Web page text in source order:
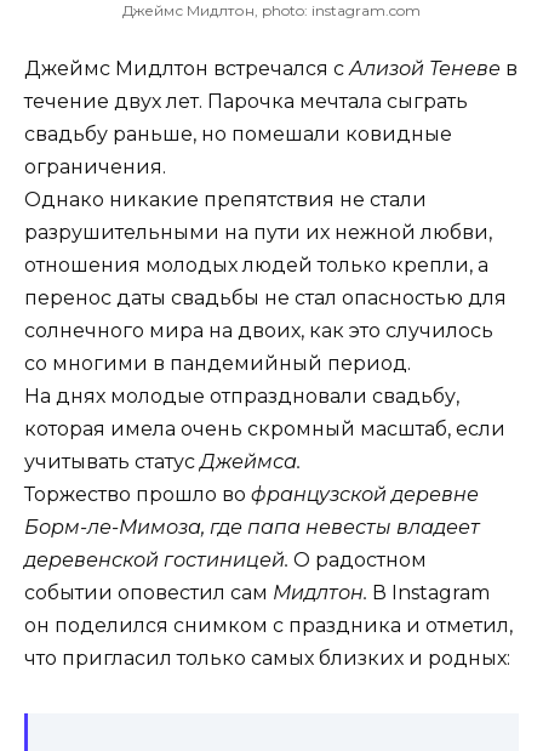
Джеймс Мидлтон, photo: instagram.com
Джеймс Мидлтон встречался сАлизой Теневе в
течение двух лет. Парочка мечтала сыграть
свадьбу раньше, но помешали ковидные
ограничения.
Однако никакие препятствия не стали
разрушительными на пути их нежной любви,
отношения молодых людей только крепли, а
перенос даты свадьбы не стал опасностью для
солнечного мира на двоих, как это случилось
со многими в пандемийный период.
На днях молодые отпраздновали свадьбу,
которая имела очень скромный масштаб, если
учитывать статусДжеймса.
Торжество прошло во французской деревне
Борм-ле-Мимоза, где папа невесты владеет
деревенской гостиницей. О радостном
событии оповестил сам Мидлтон. В Instagram
он поделился снимком с праздника и отметил,
что пригласил только самых близких и родных: